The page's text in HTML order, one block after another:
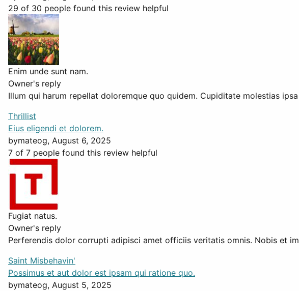
29 of 30 people found this review helpful
Enim unde sunt nam.
Owner's reply
Illum qui harum repellat doloremque quo quidem. Cupiditate molestias
Thrillist
Eius eligendi et dolorem.
bymateog, August 6, 2025
7 of 7 people found this review helpful
Fugiat natus.
Owner's reply
Perferendis dolor corrupti adipisci amet officiis veritatis omnis. Nobis et
Saint Misbehavin'
Possimus et aut dolor est ipsam qui ratione quo.
bymateog, August 5, 2025